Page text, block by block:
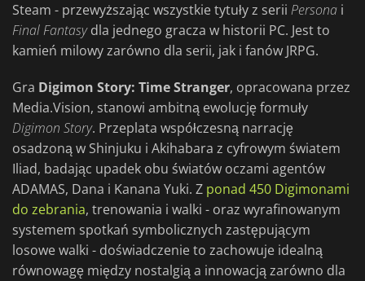
Steam - przewyższając wszystkie tytuły z serii Persona i
Final Fantasydla jednego gracza w historii PC. Jest to
kamień milowy zarówno dla serii, jak i fanów JRPG.
Gra Digimon Story: Time Stranger, opracowana przez
Media.Vision, stanowi ambitną ewolucję formuły
Digimon Story. Przeplata współczesną narrację
osadzoną w Shinjuku i Akihabara z cyfrowym światem
Iliad, badając upadek obu światów oczami agentów
ADAMAS, Dana i Kanana Yuki. Z ponad 450 Digimonami
do zebrania, trenowania i walki - oraz wyrafinowanym
systemem spotkań symbolicznych zastępującym
losowe walki - doświadczenie to zachowuje idealną
równowagę między nostalgią a innowacją zarówno dla